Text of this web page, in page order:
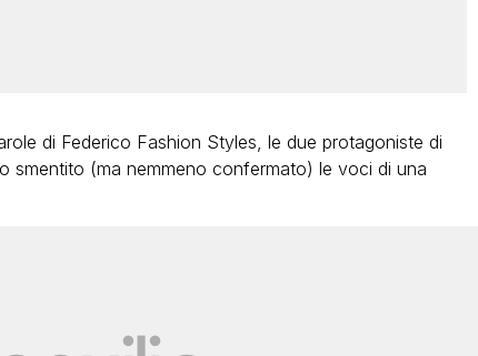
di Federico Fashion Styles, le due protagoniste di
smentito (ma nemmeno confermato) le voci di una